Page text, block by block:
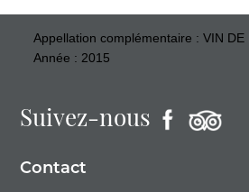
Appellation complémentaire : VIN DE
Année : 2015
Suivez-nous
Contact